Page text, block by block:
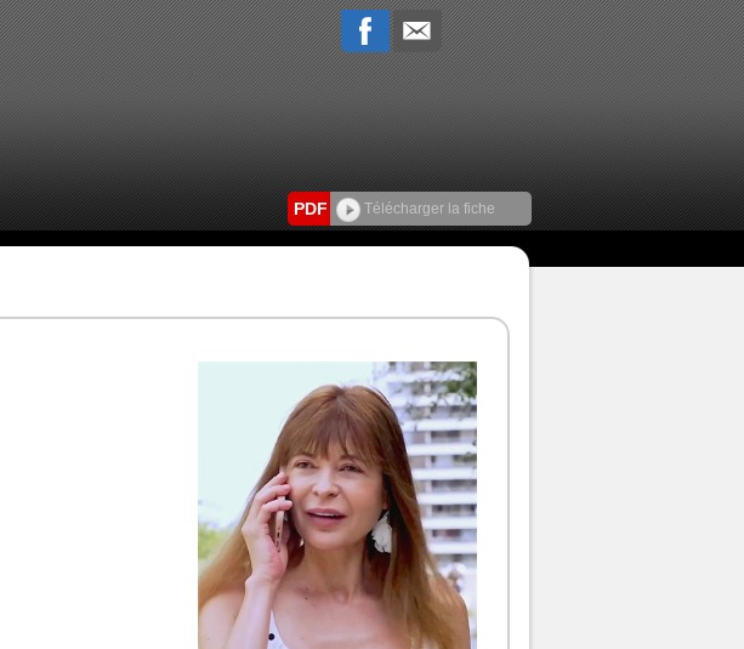
PDF Télécharger la fiche